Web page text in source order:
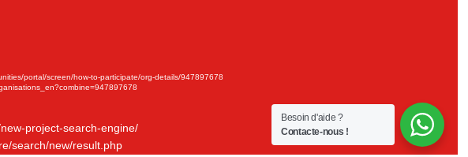
portal/screen/how-to-participate/org-details/947897678
project-search-engine/
search/new/result.php
Besoin d'aide ?
Contacte-nous !